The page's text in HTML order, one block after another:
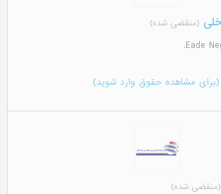
(منقضی شده)
(برای مشاهده حقوق وارد شوید)
(منقضی شده)